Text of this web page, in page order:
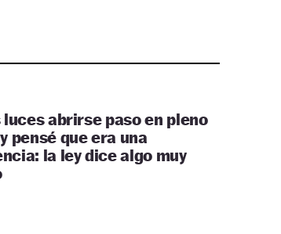
luces abrirse paso en pleno
pensé que era una
la ley dice algo muy